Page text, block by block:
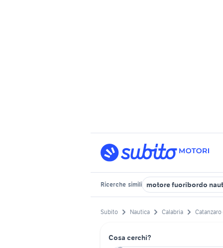
Ricerche simili motore fuoribordo
Subito Nautica Calabria Catanzaro
Cosa cerchi?